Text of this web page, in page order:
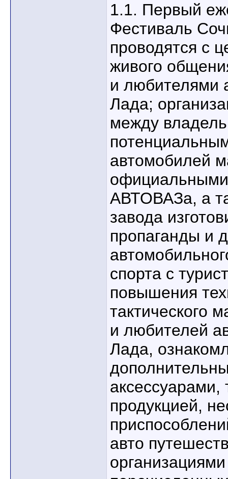
1.1. Первый
Фестиваль
проводятся с
живого
и любителями
Лада;
между
автомобилей
АВТОВАЗа, а
завода
пропаганды и
спорта с
повышения
тактического
и любителей
Лада,
аксессуарами,
продукцией,
авто